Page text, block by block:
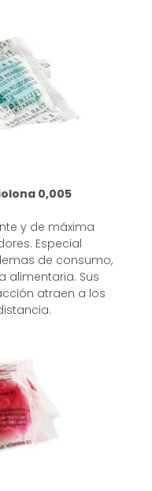
0,005
y de máxima
Especial
de consumo,
alimentaria. Sus
atraen a los